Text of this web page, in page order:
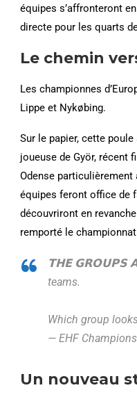
équipes s’affronteront
directe pour les quarts
Le chemin
Les championnes
Lippe et Nykøbing.
Sur le papier, cette
joueuse de Györ, récent
Odense particulièrement
équipes feront office de
découvriront en
remporté le
𝗧𝗛𝗘 𝗚𝗥𝗢𝗨𝗣𝗦
teams.
Which group
— EHF
Un nouveau